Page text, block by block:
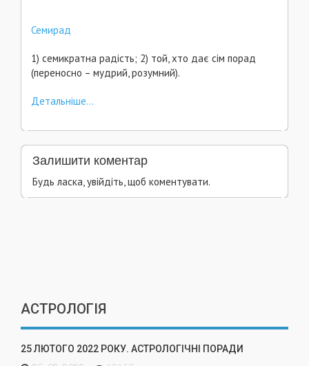
Семирад
1) семикратна радість; 2) той, хто дає сім порад
(переносно – мудрий, розумний).
Детальніше...
Залишити коментар
Будь ласка, увійдіть, щоб коментувати.
АСТРОЛОГІЯ
25 ЛЮТОГО 2022 РОКУ. АСТРОЛОГІЧНІ ПОРАДИ